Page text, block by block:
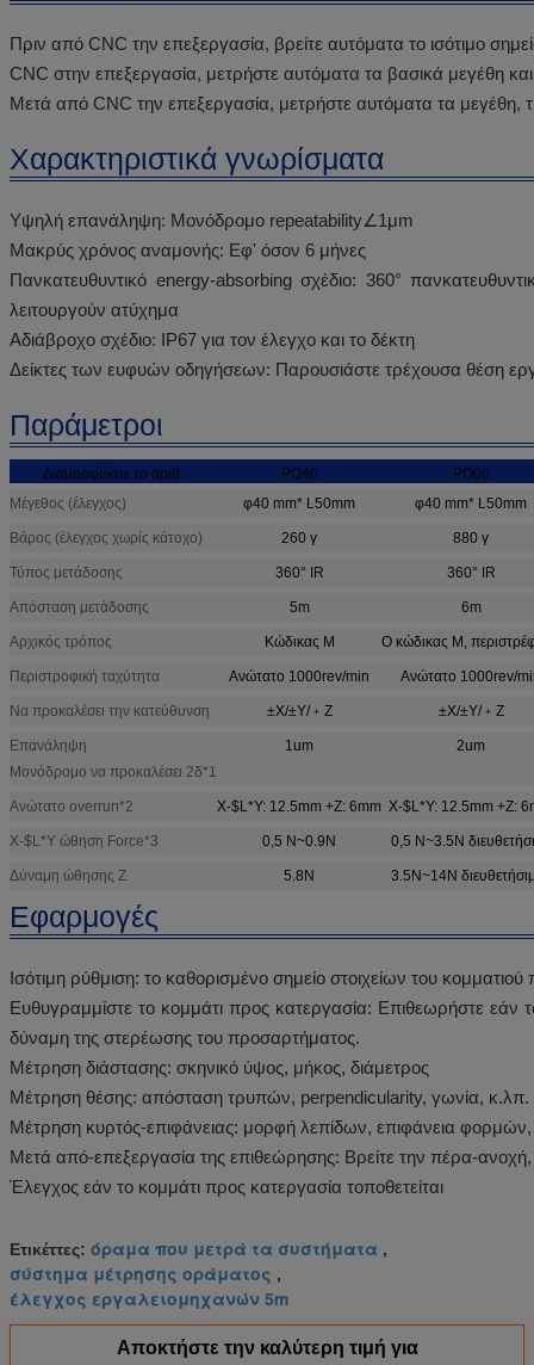
Πριν από CNC την επεξεργασία, βρείτε αυτόματα το ισότιμο
CNC στην επεξεργασία, μετρήστε αυτόματα τα βασικά μεγέθη και
Μετά από CNC την επεξεργασία, μετρήστε αυτόματα τα μεγέθη,
Χαρακτηριστικά γνωρίσματα
Υψηλή επανάληψη: Μονόδρομο repeatability∠1μm
Μακρύς χρόνος αναμονής: Εφ' όσον 6 μήνες
Πανκατευθυντικό energy-absorbing σχέδιο: 360°
λειτουργούν ατύχημα
Αδιάβροχο σχέδιο: IP67 για τον έλεγχο και το δέκτη
Δείκτες των ευφυών οδηγήσεων: Παρουσιάστε τρέχουσα θέση
Παράμετροι
Διαμορφώστε το αριθ. PO40
PO60
Μέγεθος (έλεγχος)
φ40 mm* L50mm φ40 mm* L50mm
Βάρος (έλεγχος χωρίς κάτοχο) 260 γ 880 γ
Τύπος μετάδοσης 360° IR 360° IR
Απόσταση μετάδοσης 5m 6m
Αρχικός τρόπος Κώδικας Μ Ο κώδικας Μ,
Περιστροφική ταχύτητα Ανώτατο 1000rev/min Ανώτατο 1000rev/
Να προκαλέσει την κατεύθυνση ±X/±Y/﹢Z ±X/±Y/﹢Z
Επανάληψη
Μονόδρομο να προκαλέσει 2δ*1
1um 2um
Ανώτατο overrun*2 X-$L*Y: 12.5mm +Z: 6mm X-$L*Y: 12.5mm +Z:
X-$L*Y ώθηση Force*3 0,5 N~0.9N 0,5 N~3.5N
Δύναμη ώθησης Ζ 5.8N 3.5N~14N
Εφαρμογές
Ισότιμη ρύθμιση: το καθορισμένο σημείο στοιχείων του
Ευθυγραμμίστε το κομμάτι προς κατεργασία: Επιθεωρήστε εάν
δύναμη της στερέωσης του προσαρτήματος.
Μέτρηση διάστασης: σκηνικό ύψος, μήκος, διάμετρος
Μέτρηση θέσης: απόσταση τρυπών, perpendicularity, γωνία, κ.λπ.
Μέτρηση κυρτός-επιφάνειας: μορφή λεπίδων, επιφάνεια
Μετά από-επεξεργασία της επιθεώρησης: Βρείτε την πέρα-
Έλεγχος εάν το κομμάτι προς κατεργασία τοποθετείται
Ετικέττες: όραμα που μετρά τα συστήματα ,
σύστημα μέτρησης οράματος ,
έλεγχος εργαλειομηχανών 5m
Αποκτήστε την καλύτερη τιμή για